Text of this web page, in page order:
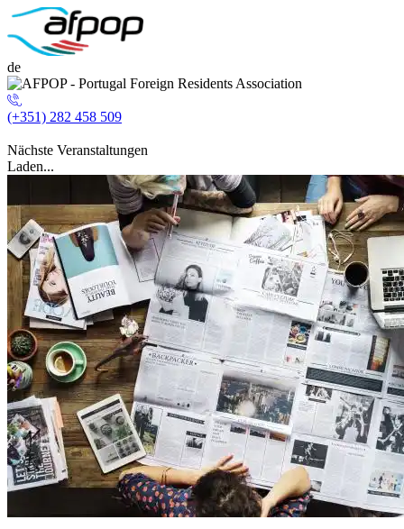
de
(+351) 282 458 509
Nächste Veranstaltungen
Laden...